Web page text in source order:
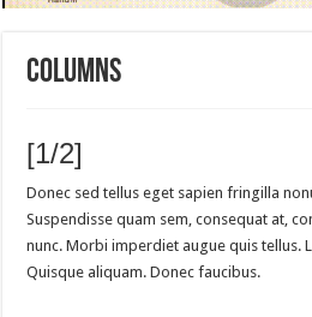
Columns
[1/2]
Donec sed tellus eget sapien fringilla
Suspendisse quam sem, consequat at,
nunc. Morbi imperdiet augue quis tellus.
Quisque aliquam. Donec faucibus.